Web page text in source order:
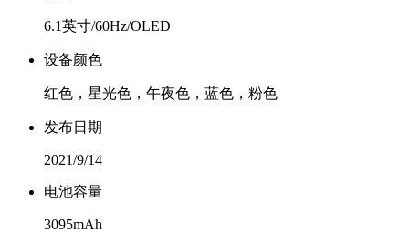
6.1英寸/60Hz/OLED
设备颜色
红色，星光色，午夜色，蓝色，粉色
发布日期
2021/9/14
电池容量
3095mAh